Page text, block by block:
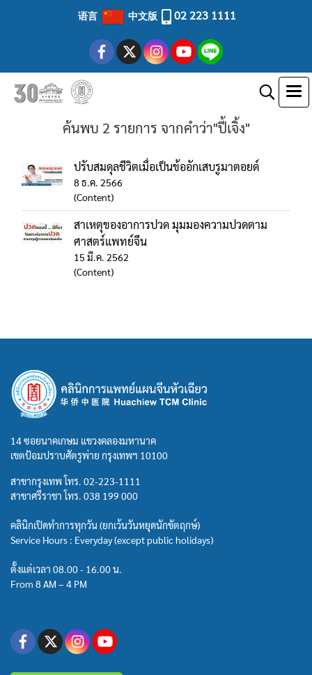
语言 中文版 02 223 1111
ค้นพบ 2 รายการ จากคำว่า"ปี้เจิ้ง"
ปรับสมดุลชีวิตเมื่อเป็นข้ออักเสบรูมาตอยด์
8 ธ.ค. 2566
(Content)
สาเหตุของอาการปวด มุมมองความปวดตาม
ศาสตร์แพทย์จีน
15 มี.ค. 2562
(Content)
14 ซอยนาคเกษม แขวงคลองมหานาค
เขตป้อมปราบศัตรูพ่าย กรุงเทพฯ 10100
สาขากรุงเทพ โทร. 02-223-1111
สาขาศรีราชา โทร. 038 199 000
คลินิกเปิดทำการทุกวัน (ยกเว้นวันหยุดนักขัตฤกษ์)
Service Hours : Everyday (except public holidays)
ตั้งแต่เวลา 08.00 - 16.00 น.
From 8 AM – 4 PM